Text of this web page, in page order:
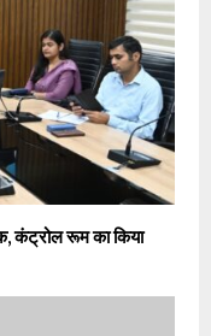
कंट्रोल रूम का किया